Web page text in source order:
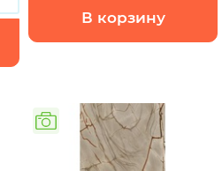
В корзину